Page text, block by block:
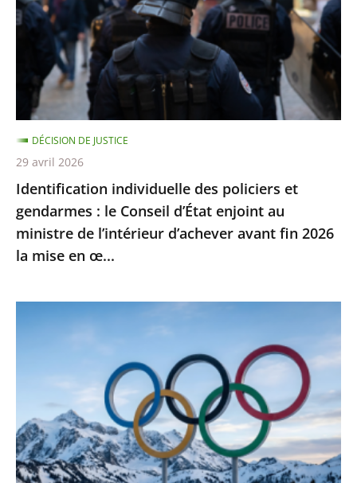
et
gendarmes
Conseil
d’État
enjoint
au
ministre
de
l’intérieur
d’achever
fin
œ...
Identification individuelle des policiers et
gendarmes : le Conseil d’État enjoint au
ministre de l’intérieur d’achever avant fin 2026
la mise en œ...
DÉCISION DE JUSTICE
29 avril 2026
Olympiques
Paralympiques
2030
:
l’ensemble